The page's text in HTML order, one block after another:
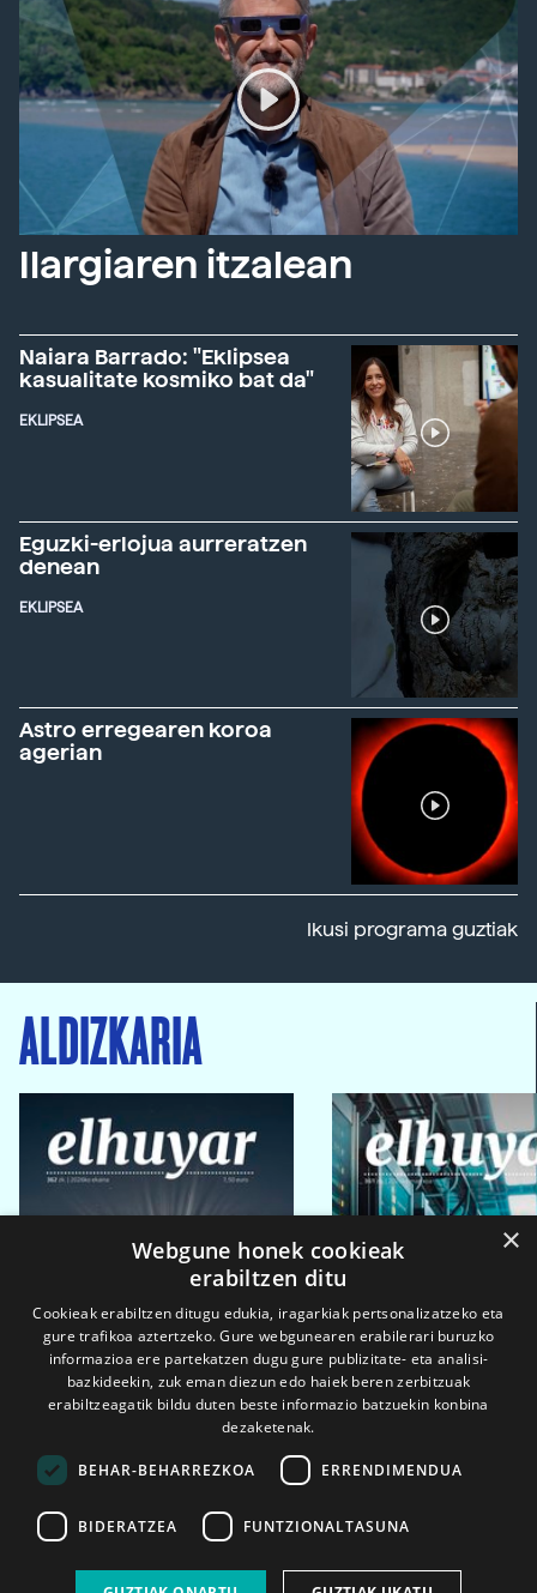
Ilargiaren itzalean
Naiara Barrado: "Eklipsea
kasualitate kosmiko bat da"
EKLIPSEA
Eguzki-erlojua aurreratzen
denean
EKLIPSEA
Astro erregearen koroa
agerian
Ikusi programa guztiak
ALDIZKARIA
2026ko eka. 1a 2026ko mar. 1a
×
Webgune honek cookieak
erabiltzen ditu
Cookieak erabiltzen ditugu edukia, iragarkiak pertsonalizatzeko eta
gure trafikoa aztertzeko. Gure webgunearen erabilerari buruzko
informazioa ere partekatzen dugu gure publizitate- eta analisi-
bazkideekin, zuk eman diezun edo haiek beren zerbitzuak
erabiltzeagatik bildu duten beste informazio batzuekin konbina
dezaketenak.
BEHAR-BEHARREZKOA ERRENDIMENDUA
BIDERATZEA FUNTZIONALTASUNA